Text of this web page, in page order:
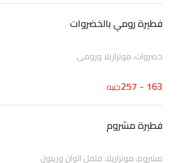
فطيرة رومي بالخضروات
خضروات، موتزاريلا ورومي
163 - 257 جنيه
فطيرة مشروم
مشروم، موتزاريلا، فلفل الوان وزيتون